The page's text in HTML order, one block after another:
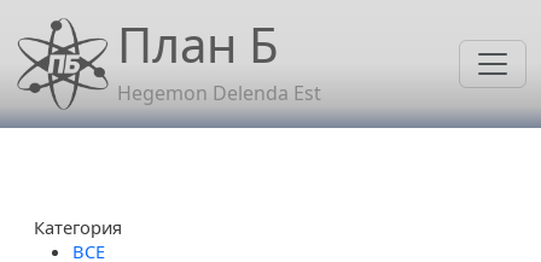
Перейти к основному содержанию
План Б
Hegemon Delenda Est
Категория